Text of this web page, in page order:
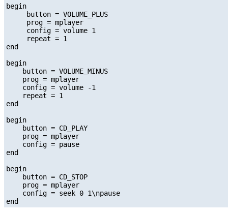
begin
     button = VOLUME_PLUS
     prog = mplayer
     config = volume 1
     repeat = 1
end
begin
    button = VOLUME_MINUS
    prog = mplayer
    config = volume -1
    repeat = 1
end
begin
    button = CD_PLAY
    prog = mplayer
    config = pause
end
begin
    button = CD_STOP
    prog = mplayer
    config = seek 0 1\npause
end